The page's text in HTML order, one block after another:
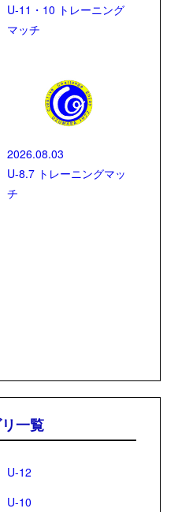
U-11・10 トレーニング
マッチ
2026.08.03
U-8.7 トレーニングマッ
チ
一覧
U-12
U-10